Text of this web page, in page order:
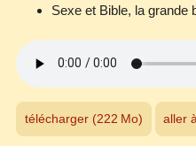
Sexe et Bible, la grande
télécharger (222 Mo) aller